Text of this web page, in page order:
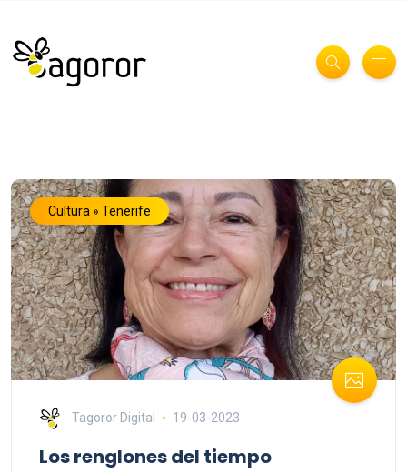
Cultura » Tenerife
Tagoror Digital 19-03-2023
Los renglones del tiempo